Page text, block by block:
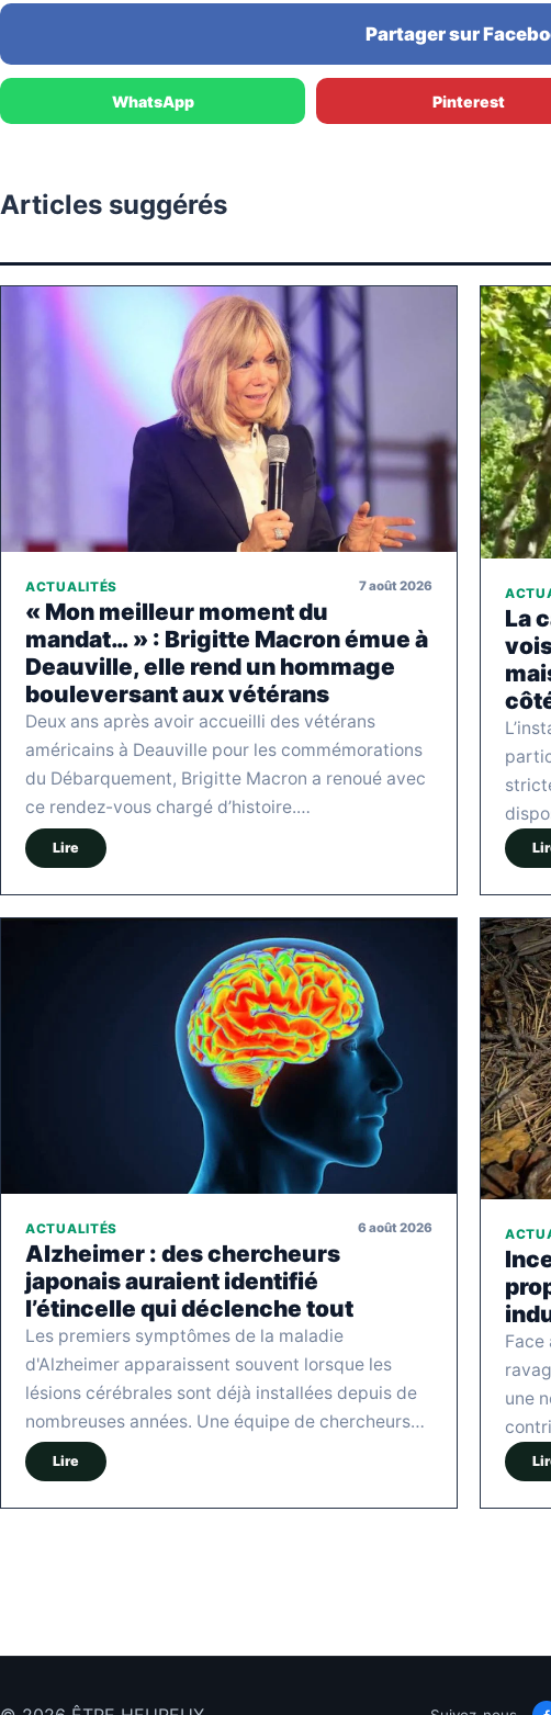
Partager sur
WhatsApp Pinterest
Articles suggérés
ACTUALITÉS 7 août 2026
« Mon meilleur moment du
mandat… » : Brigitte Macron émue à
Deauville, elle rend un hommage
bouleversant aux vétérans
Deux ans après avoir accueilli des vétérans
américains à Deauville pour les commémorations
du Débarquement, Brigitte Macron a renoué avec
ce rendez-vous chargé d’histoire.…
Lire
La
ACTUALITÉS 6 août 2026
Alzheimer : des chercheurs
japonais auraient identifié
l’étincelle qui déclenche tout
Les premiers symptômes de la maladie
d'Alzheimer apparaissent souvent lorsque les
lésions cérébrales sont déjà installées depuis de
nombreuses années. Une équipe de chercheurs…
Lire
Face
une